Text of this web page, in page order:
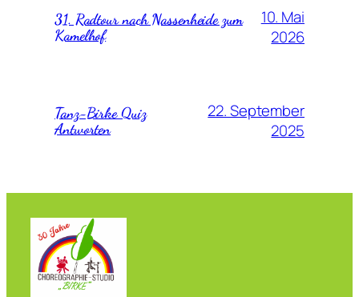
31. Radtour nach Nassenheide zum
Kamelhof
10. Mai
2026
Tanz-Birke Quiz
Antworten
22. September
2025